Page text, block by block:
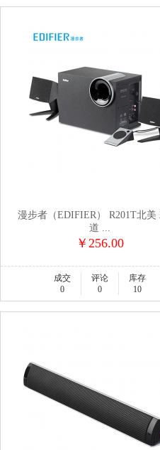
漫步者（EDIFIER） R201T北美
道 ...
￥256.00
成交
0
评论
0
库存
10